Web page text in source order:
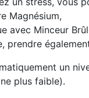
Magnésium,
avec Minceur
prendre
un
plus faible).